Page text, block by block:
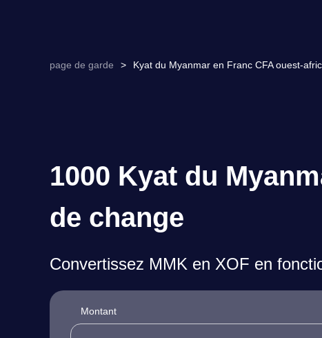
page de garde > Kyat du Myanmar en Franc CFA ouest-
1000 Kyat du
de change
Convertissez MMK en XOF en
Montant